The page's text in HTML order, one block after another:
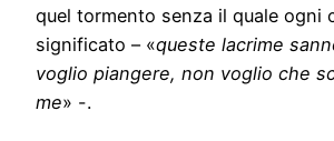
quel tormento senza il quale ogni
significato – «queste lacrime
voglio piangere, non voglio che
me» -.